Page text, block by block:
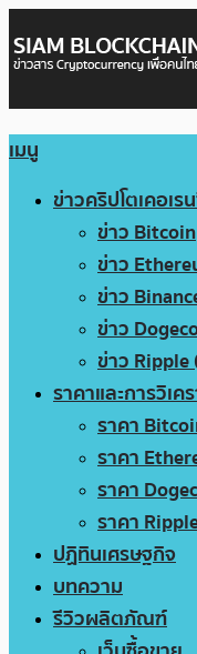
เมนู
ข่าวคริปโตเคอเร
ข่าว Bitcoin
ข่าว
ข่าว
ข่าว
ข่าว Ripple
ราคาและการวิเค
ราคา
ราคา
ราคา
ราคา
ปฏิทินเศรษฐกิจ
บทความ
รีวิวผลิตภัณฑ์